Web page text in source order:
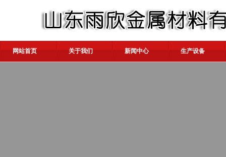
网站首页 关于我们 新闻中心 生产设备